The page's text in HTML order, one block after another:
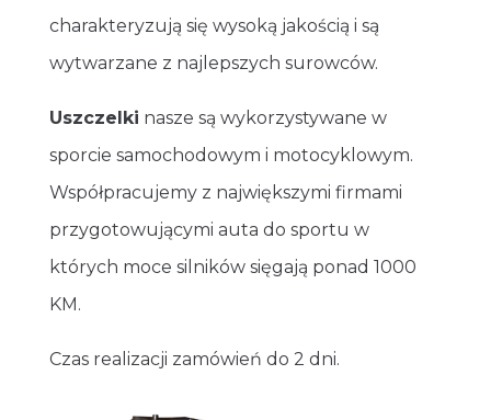
charakteryzują się wysoką jakością i są
wytwarzane z najlepszych surowców.
Uszczelki nasze są wykorzystywane w
sporcie samochodowym i motocyklowym.
Współpracujemy z największymi firmami
przygotowującymi auta do sportu w
których moce silników sięgają ponad 1000
KM.
Czas realizacji zamówień do 2 dni.